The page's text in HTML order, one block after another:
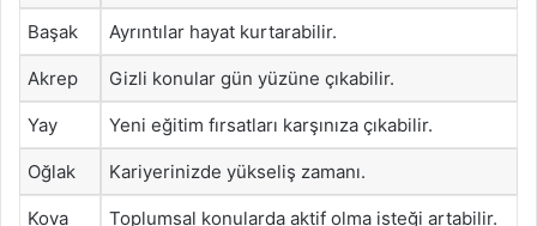
Başak Ayrıntılar hayat kurtarabilir.
Akrep Gizli konular gün yüzüne çıkabilir.
Yay Yeni eğitim fırsatları karşınıza çıkabilir.
Oğlak Kariyerinizde yükseliş zamanı.
Kova Toplumsal konularda aktif olma isteği artabilir.